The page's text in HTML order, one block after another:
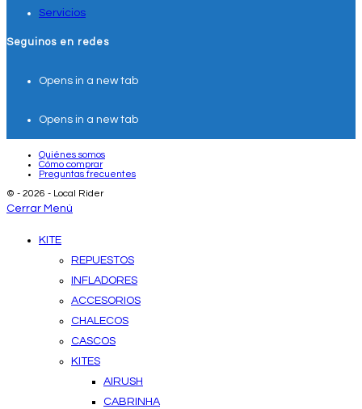
Servicios
Seguinos en redes
Opens in a new tab
Opens in a new tab
Quiénes somos
Cómo comprar
Preguntas frecuentes
© - 2026 - Local Rider
Cerrar Menú
KITE
REPUESTOS
INFLADORES
ACCESORIOS
CHALECOS
CASCOS
KITES
AIRUSH
CABRINHA